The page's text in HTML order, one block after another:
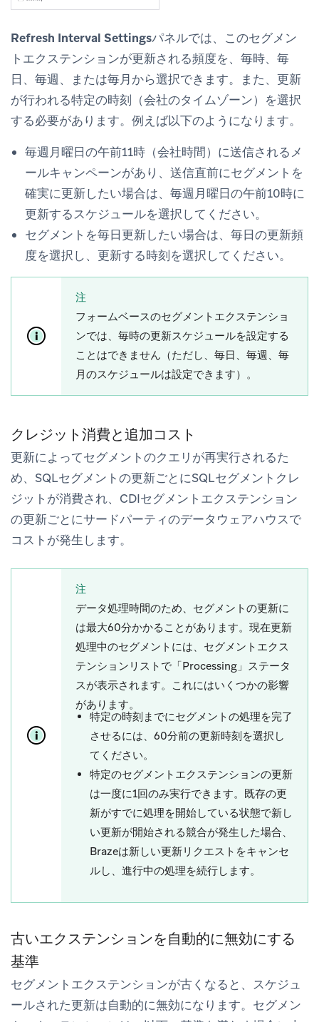
Refresh Interval Settingsパネルでは、このセグメン
トエクステンションが更新される頻度を、毎時、毎
日、毎週、または毎月から選択できます。また、更新
が行われる特定の時刻（会社のタイムゾーン）を選択
する必要があります。例えば以下のようになります。
毎週月曜日の午前11時（会社時間）に送信されるメ
ールキャンペーンがあり、送信直前にセグメントを
確実に更新したい場合は、毎週月曜日の午前10時に
更新するスケジュールを選択してください。
セグメントを毎日更新したい場合は、毎日の更新頻
度を選択し、更新する時刻を選択してください。
注
フォームベースのセグメントエクステンショ
ンでは、毎時の更新スケジュールを設定する
ことはできません（ただし、毎日、毎週、毎
月のスケジュールは設定できます）。
クレジット消費と追加コスト
更新によってセグメントのクエリが再実行されるた
め、SQLセグメントの更新ごとにSQLセグメントクレ
ジットが消費され、CDIセグメントエクステンション
の更新ごとにサードパーティのデータウェアハウスで
コストが発生します。
注
データ処理時間のため、セグメントの更新に
は最大60分かかることがあります。現在更新
処理中のセグメントには、セグメントエクス
テンションリストで「Processing」ステータ
スが表示されます。これにはいくつかの影響
があります。
特定の時刻までにセグメントの処理を完了
させるには、60分前の更新時刻を選択し
てください。
特定のセグメントエクステンションの更新
は一度に1回のみ実行できます。既存の更
新がすでに処理を開始している状態で新し
い更新が開始される競合が発生した場合、
Brazeは新しい更新リクエストをキャンセ
ルし、進行中の処理を続行します。
古いエクステンションを自動的に無効にする
基準
セグメントエクステンションが古くなると、スケジュ
ールされた更新は自動的に無効になります。セグメン